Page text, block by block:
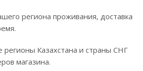
региона проживания, доставка
регионы Казахстана и страны СНГ
магазина.